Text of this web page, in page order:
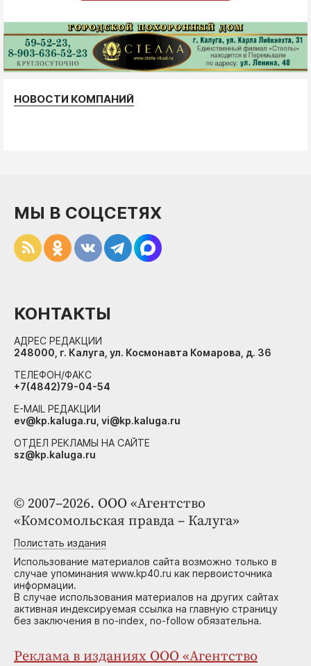
НОВОСТИ КОМПАНИЙ
© 2007–2026. ООО «Агентство
«Комсомольская правда – Калуга»
Полистать издания
Использование материалов сайта возможно только в
случае упоминания www.kp40.ru как первоисточника
информации.
В случае использования материалов на других сайтах
активная индексируемая ссылка на главную страницу
без заключения в no-index, no-follow обязательна.
Реклама в изданиях ООО «Агентство
МЫ В СОЦСЕТЯХ
КОНТАКТЫ
АДРЕС РЕДАКЦИИ
248000, г. Калуга, ул. Космонавта Комарова, д. 36
ТЕЛЕФОН/ФАКС
+7(4842)79-04-54
E-MAIL РЕДАКЦИИ
ev@kp.kaluga.ru, vi@kp.kaluga.ru
ОТДЕЛ РЕКЛАМЫ НА САЙТЕ
sz@kp.kaluga.ru